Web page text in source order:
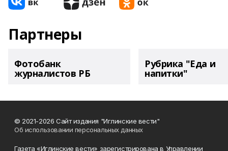
Партнеры
Фотобанк
журналистов РБ
Рубрика "Еда и
напитки"
© 2021-2026 Сайт издания "Иглинские вести"
Об использовании персональных данных
Газета «Иглинские вести» зарегистрирована в Управлении